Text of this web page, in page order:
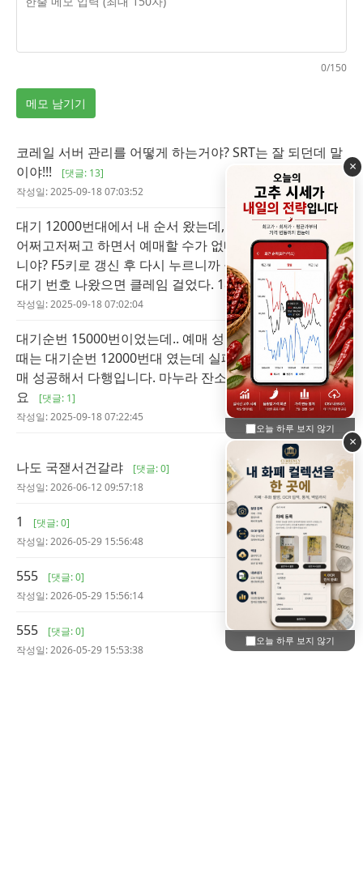
0/150
메모 남기기
코레일 서버 관리를 어떻게 하는거야? SRT는 잘 되던데 말
이야!!!
[댓글: 13]
작성일: 2025-09-18 07:03:52
대기 12000번대에서 내 순서 왔는데, 무슨 개발자모드가
어쩌고저쩌고 하면서 예매할 수가 없네요. 이거 미친거 아
니야? F5키로 갱신 후 다시 누르니까 들어가지네요. 다시
대기 번호 나왔으면 클레임 걸었다. 18 [댓글: 5]
작성일: 2025-09-18 07:02:04
대기순번 15000번이었는데.. 예매 성공입니다. SRT 예매
때는 대기순번 12000번대 였는데 실패했네요. ktx 라도 예
매 성공해서 다행입니다. 마누라 잔소리는 안들을 것 같네
요
[댓글: 1]
작성일: 2025-09-18 07:22:45
나도 국잳서건갈랴
[댓글: 0]
작성일: 2026-06-12 09:57:18
1
[댓글: 0]
작성일: 2026-05-29 15:56:48
555
[댓글: 0]
작성일: 2026-05-29 15:56:14
555
[댓글: 0]
작성일: 2026-05-29 15:53:38
×
오늘 하루 보지 않기
×
오늘 하루 보지 않기